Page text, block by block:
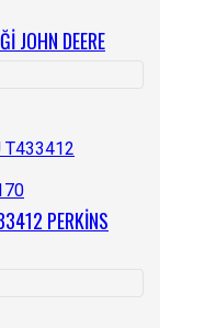
JOHN DEERE
PERKİNS